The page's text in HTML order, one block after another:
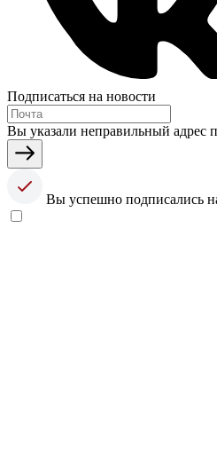
Подписаться на новости
Вы указали неправильный адрес
Вы успешно подписались